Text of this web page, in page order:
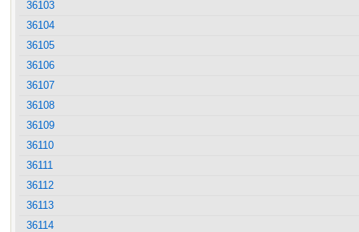
36103
36104
36105
36106
36107
36108
36109
36110
36111
36112
36113
36114